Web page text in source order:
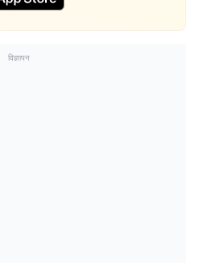
विज्ञापन